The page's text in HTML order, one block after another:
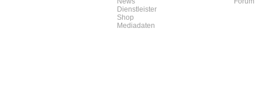
Dienstleister
Shop
Mediadaten